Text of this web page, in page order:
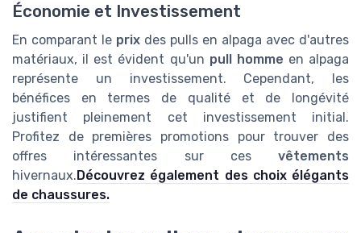
Économie et Investissement
En comparant le prix des pulls en alpaga avec d'autres
matériaux, il est évident qu'un pull homme en alpaga
représente un investissement. Cependant, les
bénéfices en termes de qualité et de longévité
justifient pleinement cet investissement initial.
Profitez de premières promotions pour trouver des
offres intéressantes sur ces vêtements
hivernaux. Découvrez également des choix élégants
de chaussures.